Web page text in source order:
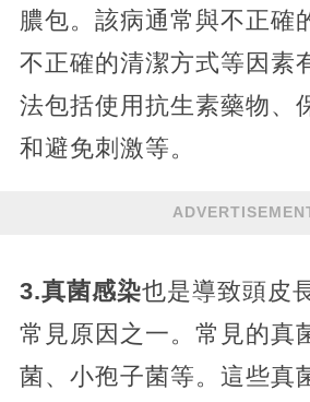
膿包。該病通常與不正確
不正確的清潔方式等因素
法包括使用抗生素藥物、
和避免刺激等。
3.真菌感染也是導致頭皮
常見原因之一。常見的真
菌、小孢子菌等。這些真